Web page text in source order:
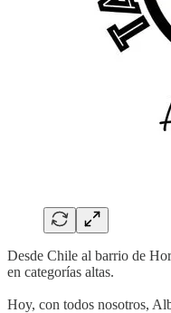
Desde Chile al barrio de
en categorías altas.
Hoy, con todos nosotros,